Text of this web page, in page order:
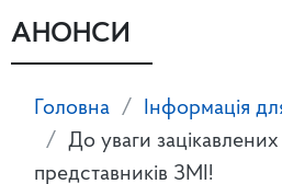
АНОНСИ
Головна Інформація
До уваги зацікавлених
представників ЗМІ!